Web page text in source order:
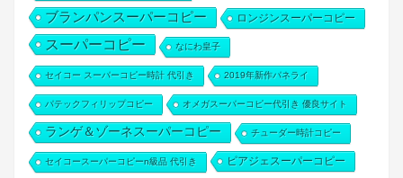
ブランパンスーパーコピー ロンジンスーパーコピー
スーパーコピー なにわ皇子
セイコー スーパーコピー時計 代引き 2019年新作パネライ
パテックフィリップコピー オメガスーパーコピー代引き 優良サイト
ランゲ＆ゾーネスーパーコピー チューダー時計コピー
セイコースーパーコピーn級品 代引き ピアジェスーパーコピー